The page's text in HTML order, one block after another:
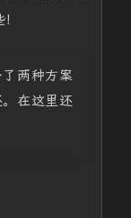
两种方案
在这里还